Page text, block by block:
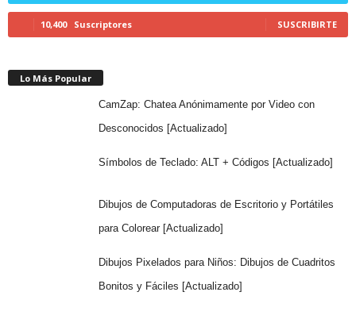
10,400 Suscriptores SUSCRIBIRTE
Lo Más Popular
CamZap: Chatea Anónimamente por Video con
Desconocidos [Actualizado]
Símbolos de Teclado: ALT + Códigos [Actualizado]
Dibujos de Computadoras de Escritorio y Portátiles
para Colorear [Actualizado]
Dibujos Pixelados para Niños: Dibujos de Cuadritos
Bonitos y Fáciles [Actualizado]